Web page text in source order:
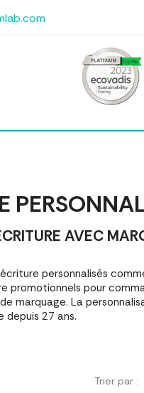
AVEC
personnalisés
promotionnels pour
marquage. La
depuis 27 ans.
Trier par :